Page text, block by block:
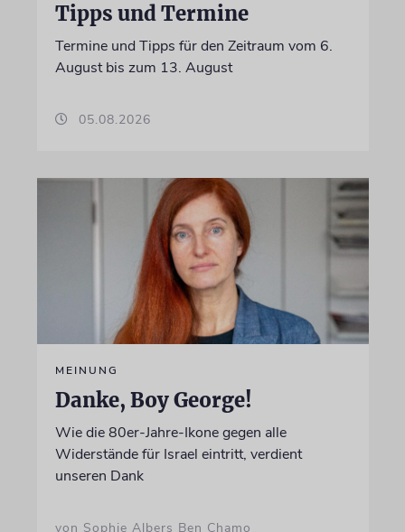
Tipps und Termine
Termine und Tipps für den Zeitraum vom 6.
August bis zum 13. August
05.08.2026
MEINUNG
Danke, Boy George!
Wie die 80er-Jahre-Ikone gegen alle
Widerstände für Israel eintritt, verdient
unseren Dank
von Sophie Albers Ben Chamo